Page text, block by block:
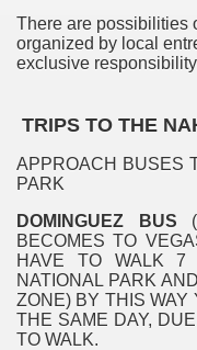
There are possibilities
organized by local
exclusive
TRIPS TO THE
APPROACH BUSES
PARK
DOMINGUEZ BUS
BECOMES TO
HAVE TO WALK
NATIONAL PARK
ZONE) BY THIS WAY
THE SAME DAY,
TO WALK.